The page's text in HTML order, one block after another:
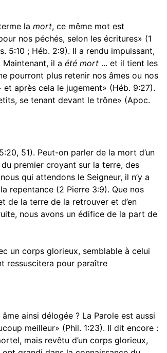
la mort, ce même mot est
nos péchés, selon les écritures» (1
5:10 ; Héb. 2:9). Il a rendu impuissant,
il a été mort ... et il tient les
pourront plus retenir nos âmes ou nos
et après cela le jugement» (Héb. 9:27).
se tenant devant le trône» (Apoc.
51). Peut-on parler de la mort d’un
premier croyant sur la terre, des
qui attendons le Seigneur, il n’y a
repentance (2 Pierre 3:9). Que nos
de la terre de la retrouver et d’en
nous avons un édifice de la part de
un corps glorieux, semblable à celui
ressuscitera pour paraître
ainsi délogée ? La Parole est aussi
meilleur» (Phil. 1:23). Il dit encore :
mais revêtu d’un corps glorieux,